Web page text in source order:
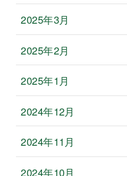
2025年3月
2025年2月
2025年1月
2024年12月
2024年11月
2024年10月